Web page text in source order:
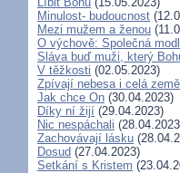
Minulost- budoucnost
Mezi mužem a ženou
O výchově: Společná
Sláva buď muži, který
V těžkosti (02.05.2023)
Zpívají nebesa i celá země
Jak chce On (30.04.2023)
Díky ní žijí (29.04.2023)
Nic nespáchali
Zachovávají lásku
Dosud (27.04.2023)
Setkání s Kristem